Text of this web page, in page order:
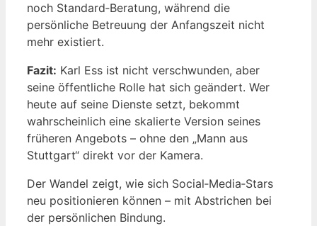
noch Standard‑Beratung, während die
persönliche Betreuung der Anfangszeit nicht
mehr existiert.
Fazit: Karl Ess ist nicht verschwunden, aber
seine öffentliche Rolle hat sich geändert. Wer
heute auf seine Dienste setzt, bekommt
wahrscheinlich eine skalierte Version seines
früheren Angebots – ohne den „Mann aus
Stuttgart“ direkt vor der Kamera.
Der Wandel zeigt, wie sich Social‑Media‑Stars
neu positionieren können – mit Abstrichen bei
der persönlichen Bindung.